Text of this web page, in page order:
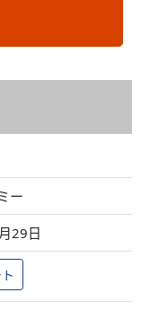
ー
29日